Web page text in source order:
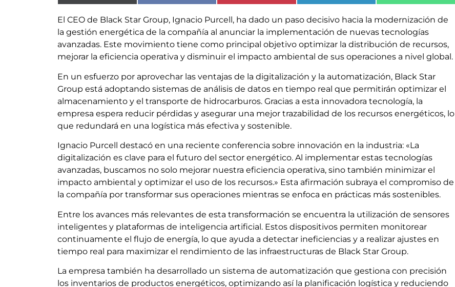
El CEO de Black Star Group, Ignacio Purcell, ha dado un paso decisivo hacia la modernización de
la gestión energética de la compañía al anunciar la implementación de nuevas tecnologías
avanzadas. Este movimiento tiene como principal objetivo optimizar la distribución de recursos,
mejorar la eficiencia operativa y disminuir el impacto ambiental de sus operaciones a nivel global.
En un esfuerzo por aprovechar las ventajas de la digitalización y la automatización, Black Star
Group está adoptando sistemas de análisis de datos en tiempo real que permitirán optimizar el
almacenamiento y el transporte de hidrocarburos. Gracias a esta innovadora tecnología, la
empresa espera reducir pérdidas y asegurar una mejor trazabilidad de los recursos energéticos, lo
que redundará en una logística más efectiva y sostenible.
Ignacio Purcell destacó en una reciente conferencia sobre innovación en la industria: «La
digitalización es clave para el futuro del sector energético. Al implementar estas tecnologías
avanzadas, buscamos no solo mejorar nuestra eficiencia operativa, sino también minimizar el
impacto ambiental y optimizar el uso de los recursos.» Esta afirmación subraya el compromiso de
la compañía por transformar sus operaciones mientras se enfoca en prácticas más sostenibles.
Entre los avances más relevantes de esta transformación se encuentra la utilización de sensores
inteligentes y plataformas de inteligencia artificial. Estos dispositivos permiten monitorear
continuamente el flujo de energía, lo que ayuda a detectar ineficiencias y a realizar ajustes en
tiempo real para maximizar el rendimiento de las infraestructuras de Black Star Group.
La empresa también ha desarrollado un sistema de automatización que gestiona con precisión
los inventarios de productos energéticos, optimizando así la planificación logística y reduciendo